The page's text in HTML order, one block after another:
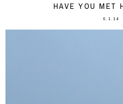
HAVE YOU MET
6.1.14